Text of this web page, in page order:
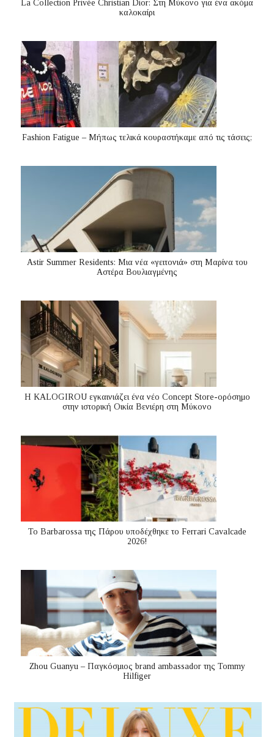
La Collection Privée Christian Dior: Στη Μύκονο για ένα ακόμα
καλοκαίρι
Fashion Fatigue – Μήπως τελικά κουραστήκαμε από τις τάσεις;
Astir Summer Residents: Μια νέα «γειτονιά» στη Μαρίνα του
Αστέρα Βουλιαγμένης
Η KALOGIROU εγκαινιάζει ένα νέο Concept Store-ορόσημο
στην ιστορική Οικία Βενιέρη στη Μύκονο
Το Barbarossa της Πάρου υποδέχθηκε το Ferrari Cavalcade
2026!
Zhou Guanyu – Παγκόσμιος brand ambassador της Tommy
Hilfiger